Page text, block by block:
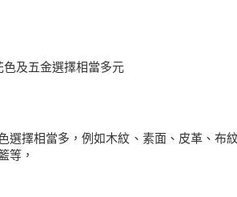
色及五金選擇相當多元
選擇相當多，例如木紋、素面、皮革、布
等，